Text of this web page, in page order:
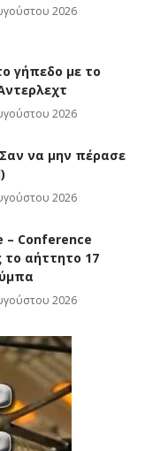
2026
γήπεδο με το
2026
να μην πέρασε
2026
– Conference
το αήττητο 17
2026